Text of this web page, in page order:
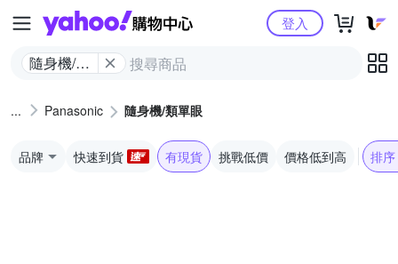
Yahoo購物中心
隨身機/類
登入
Panasonic 隨身機/類單眼
品牌 快速到貨 有現貨 挑戰低價 價格低到高 排序